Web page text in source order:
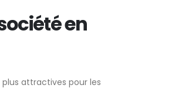
en
plus attractives pour les